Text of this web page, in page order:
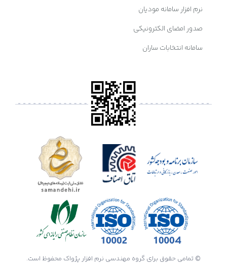
نرم افزار سامانه مودیان
صدور امضای الکترونیکی
سامانه انتخابات ساران
© تمامی حقوق برای گروه مهندسی نرم افزار پژواک محفوظ است.